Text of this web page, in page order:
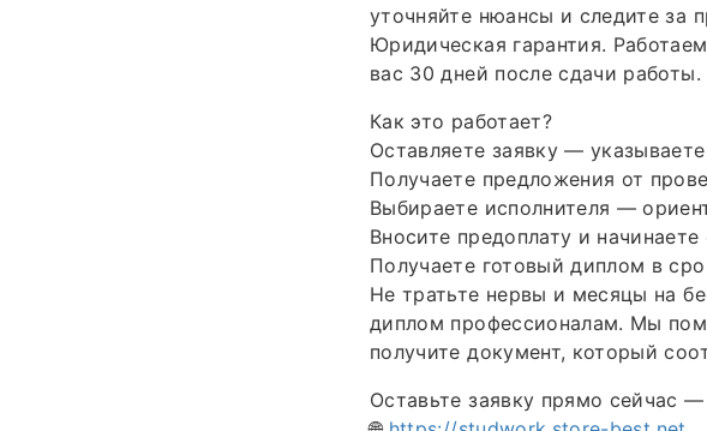
уточняйте нюансы и следите за
Юридическая гарантия.
вас 30 дней после сдачи работы.
Как это работает?
Оставляете заявку —
Получаете предложения от
Выбираете исполнителя —
Вносите предоплату и начинаете
Получаете готовый диплом в
Не тратьте нервы и месяцы на
диплом профессионалам. Мы
получите документ, который
Оставьте заявку прямо сейчас